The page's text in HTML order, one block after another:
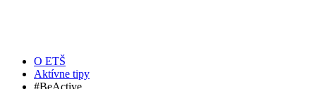
O ETŠ
Aktívne tipy
#BeActive